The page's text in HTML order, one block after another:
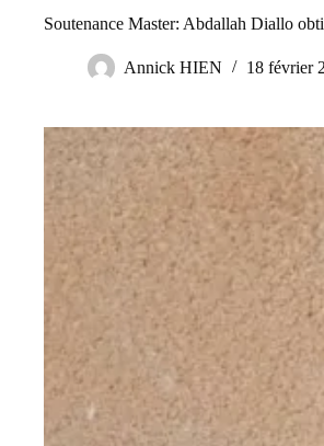
Soutenance Master: Abdallah Diallo
Annick HIEN 18 février